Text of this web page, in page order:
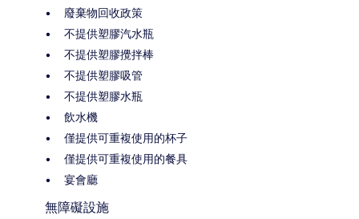
廢棄物回收政策
不提供塑膠汽水瓶
不提供塑膠攪拌棒
不提供塑膠吸管
不提供塑膠水瓶
飲水機
僅提供可重複使用的杯子
僅提供可重複使用的餐具
宴會廳
無障礙設施